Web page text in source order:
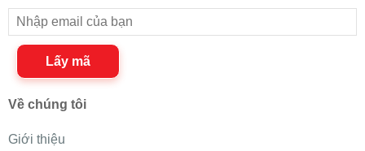
Lấy mã
Về chúng tôi
Giới thiệu